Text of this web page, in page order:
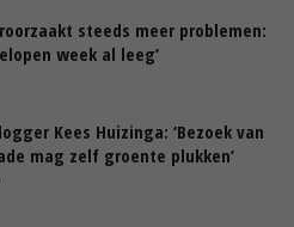
steeds meer problemen:
week al leeg’
Kees Huizinga: ‘Bezoek van
mag zelf groente plukken’